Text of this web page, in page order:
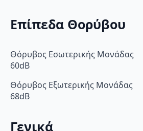
Επίπεδα Θορύβου
Θόρυβος Εσωτερικής Μονάδας
60dB
Θόρυβος Εξωτερικής Μονάδας
68dB
Γενικά